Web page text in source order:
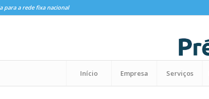
para a rede fixa nacional
Início Empresa Serviços